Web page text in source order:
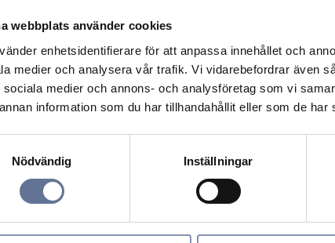
webbplats använder cookies
enhetsidentifierare för att anpassa innehållet och
medier och analysera vår trafik. Vi vidarebefordrar även
sociala medier och annons- och analysföretag som vi
information som du har tillhandahållit eller som de
Nödvändig Inställningar
betyg